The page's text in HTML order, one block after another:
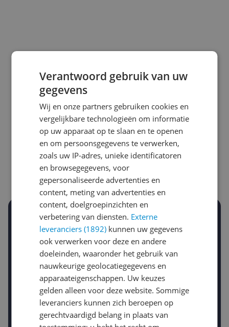
Laagste prijs ooit
€ 15,09
Hoogste prijs ooit
€ 24,20
Goedkoopste nu
€ 21,90
Laatste prijsupdate
07-08-2026
Stel een alert in en mis geen prijsdaling
Krijg een seintje zodra de prijs zakt
Jouw e-mailadres
Gewenste daling of bedrag
-10% -15%
Gewenste prijs
€
Prijsalert aanzetten
Verantwoord gebruik van uw
gegevens
Wij en onze partners gebruiken cookies en
vergelijkbare technologieën om informatie
op uw apparaat op te slaan en te openen
en om persoonsgegevens te verwerken,
zoals uw IP-adres, unieke identificatoren
en browsegegevens, voor
gepersonaliseerde advertenties en
content, meting van advertenties en
content, doelgroepinzichten en
verbetering van diensten. Externe
leveranciers (1892) kunnen uw gegevens
ook verwerken voor deze en andere
doeleinden, waaronder het gebruik van
nauwkeurige geolocatiegegevens en
apparaateigenschappen. Uw keuzes
gelden alleen voor deze website. Sommige
leveranciers kunnen zich beroepen op
gerechtvaardigd belang in plaats van